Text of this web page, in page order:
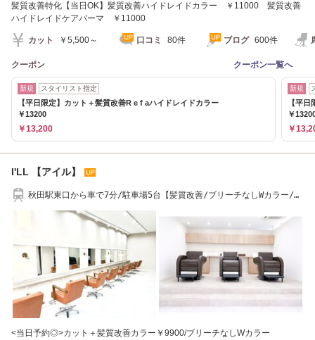
髪質改善特化【当日OK】髪質改善ハイドレイドカラー ￥11000 髪質改善
ハイドレイドケアパーマ ￥11000
カット ￥5,500～ 口コミ 80件 ブログ 600件
クーポン クーポン一覧へ
新規 スタイリスト指定
【平日限定】カット＋髪質改善R e f aハイドレイドカラー
￥13200
￥13,200
新規
【平
￥
￥
I'LL 【アイル】
秋田駅東口から車で7分/駐車場5台【髪質改善/ブリーチなしWカラー/レ
<当日予約◎>カット＋髪質改善カラー￥9900/ブリーチなしWカラー